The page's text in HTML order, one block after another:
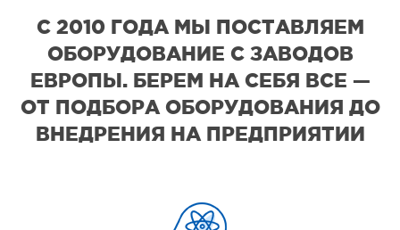
С 2010 ГОДА МЫ ПОСТАВЛЯЕМ
ОБОРУДОВАНИЕ С ЗАВОДОВ
ЕВРОПЫ. БЕРЕМ НА СЕБЯ ВСЕ —
ОТ ПОДБОРА ОБОРУДОВАНИЯ ДО
ВНЕДРЕНИЯ НА ПРЕДПРИЯТИИ